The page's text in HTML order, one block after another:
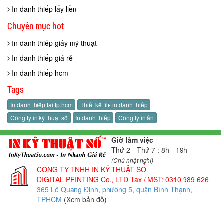
In danh thiếp lấy liền
Chuyên mục hot
In danh thiếp giấy mỹ thuật
In danh thiếp giá rẻ
In danh thiếp hcm
Tags
In danh thiếp tại tp.hcm
Thiết kế file in danh thiếp
Công ty in kỹ thuật số
In danh thiếp Công ty in ấn
Giờ làm việc
Thứ 2 - Thứ 7 : 8h - 19h
(Chủ nhật nghỉ)
CÔNG TY TNHH IN KỸ THUẬT SỐ
DIGITAL PRINTING Co., LTD Tax / MST: 0310 989 626
365 Lê Quang Định, phường 5, quận Bình Thạnh,
TPHCM (Xem bản đồ)